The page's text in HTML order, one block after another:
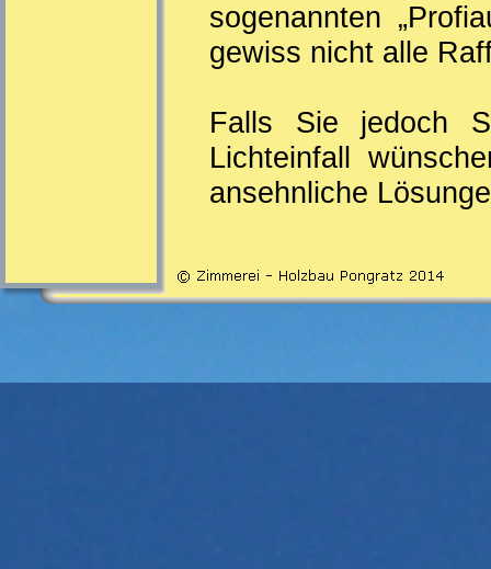
sogenannten
gewiss nicht alle
Falls Sie jedoch
Lichteinfall
ansehnliche